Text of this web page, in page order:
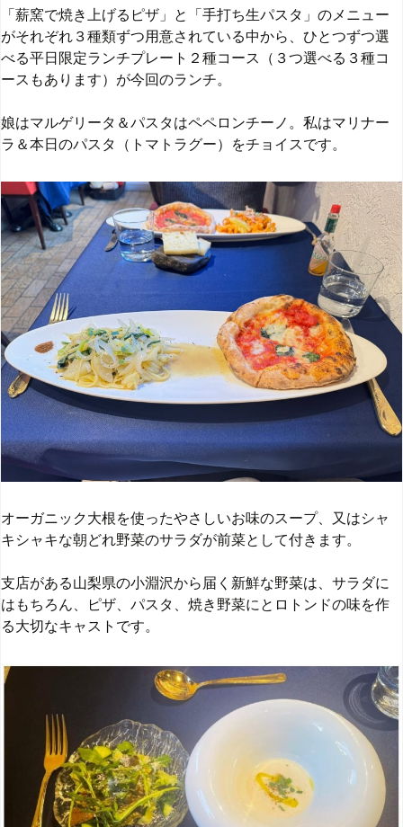
「薪窯で焼き上げるピザ」と「手打ち生パスタ」のメニュー
がそれぞれ３種類ずつ用意されている中から、ひとつずつ選
べる平日限定ランチプレート２種コース（３つ選べる３種コ
ースもあります）が今回のランチ。
娘はマルゲリータ＆パスタはペペロンチーノ。私はマリナー
ラ＆本日のパスタ（トマトラグー）をチョイスです。
オーガニック大根を使ったやさしいお味のスープ、又はシャ
キシャキな朝どれ野菜のサラダが前菜として付きます。
支店がある山梨県の小淵沢から届く新鮮な野菜は、サラダに
はもちろん、ピザ、パスタ、焼き野菜にとロトンドの味を作
る大切なキャストです。